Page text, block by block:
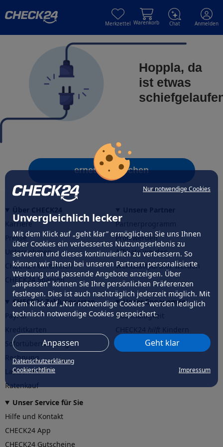
Nur notwendige Cookies
Unvergleichlich lecker
Mit dem Klick auf „geht klar” ermöglichen Sie uns Ihnen
über Cookies ein verbessertes Nutzungserlebnis zu
servieren und dieses kontinuierlich zu verbessern. So
können wir Ihnen bei unseren Partnern personalisierte
Werbung und passende Angebote anzeigen. Über
„anpassen” können Sie Ihre persönlichen Präferenzen
festlegen. Dies ist auch nachträglich jederzeit möglich. Mit
dem Klick auf „Nur notwendige Cookies” werden lediglich
technisch notwendige Cookies gespeichert.
Anpassen Geht klar
Datenschutzerklärung
Cookierichtlinie
Impressum
Merkzettel Warenkorb Chat Anmelden
Hoppla, da
ist etwas
erneut versuchen
Karriere
Presse
Unternehmen
CHECK24 Österreich
CHECK24 Spanien
Partnerprogramm
Profi werden
Affiliate werden
Werkstattpartner werden
CHECK24 Zahlungsarten
PayPal
Sofortüberweisung
Rechnung
Lastschrift
Ratenkauf
Unser Engagement
Nachhaltigkeit
CHECK24hilftder Natur
Unser Service für Sie
Hilfe und Kontakt
CHECK24 App
CHECK24 Gutscheine